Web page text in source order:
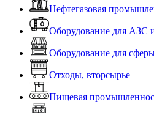
Нефтегазовая
Оборудование для АЗС
Оборудование для
Отходы, вторсырье
Пищевая